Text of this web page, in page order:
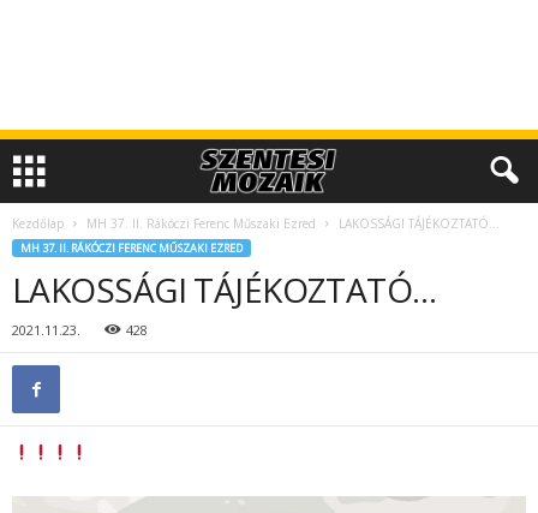
Kezdőlap MH 37. II. Rákóczi Ferenc Műszaki Ezred LAKOSSÁGI TÁJÉKOZTATÓ…
MH 37. II. RÁKÓCZI FERENC MŰSZAKI EZRED
LAKOSSÁGI TÁJÉKOZTATÓ…
2021.11.23. 428